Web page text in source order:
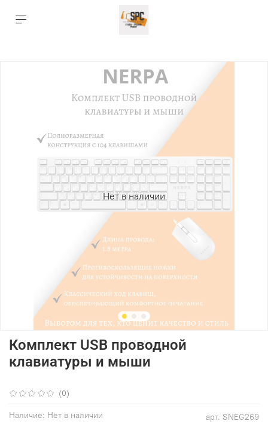
Нет в наличии
(0)
арт. SNEG269
Наличие: Нет в наличии
Комплект USB проводной
клавиатуры и мыши